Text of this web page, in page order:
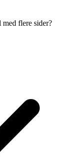
flere sider?